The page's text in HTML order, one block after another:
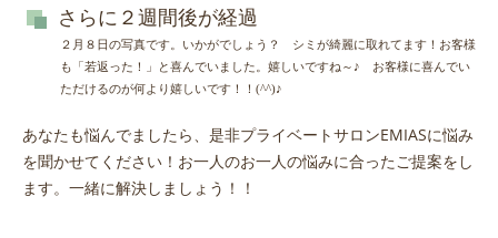
さらに２週間後が経過
２月８日の写真です。いかがでしょう？ シミが綺麗に取れてます！お客様
も「若返った！」と喜んでいました。嬉しいですね～♪ お客様に喜んでい
ただけるのが何より嬉しいです！！(^^)♪
あなたも悩んでましたら、是非プライベートサロンEMIASに悩み
を聞かせてください！お一人のお一人の悩みに合ったご提案をし
ます。一緒に解決しましょう！！